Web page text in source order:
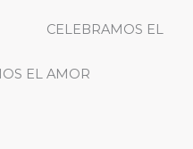
CELEBRAMOS EL
EL AMOR